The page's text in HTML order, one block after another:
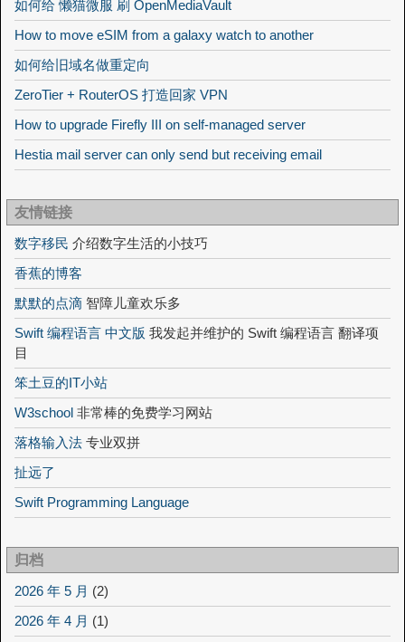
如何给 懒猫微服 刷 OpenMediaVault
How to move eSIM from a galaxy watch to another
如何给旧域名做重定向
ZeroTier + RouterOS 打造回家 VPN
How to upgrade Firefly III on self-managed server
Hestia mail server can only send but receiving email
友情链接
数字移民 介绍数字生活的小技巧
香蕉的博客
默默的点滴 智障儿童欢乐多
Swift 编程语言 中文版 我发起并维护的 Swift 编程语言 翻译项
目
笨土豆的IT小站
W3school 非常棒的免费学习网站
落格输入法 专业双拼
扯远了
Swift Programming Language
归档
2026 年 5 月 (2)
2026 年 4 月 (1)